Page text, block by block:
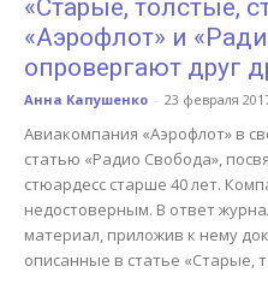
«Старые, толстые,
«Аэрофлот» и
опровергают друг
Анна Капушенко - 23 февраля
Авиакомпания «Аэрофлот» в
статью «Радио Свобода»,
стюардесс старше 40 лет.
недостоверным. В ответ
материал, приложив к нему
описанные в статье «Старые,